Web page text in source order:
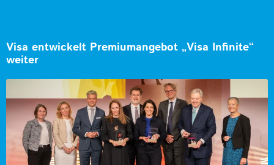
Visa entwickelt Premiumangebot „Visa Infinite“
weiter